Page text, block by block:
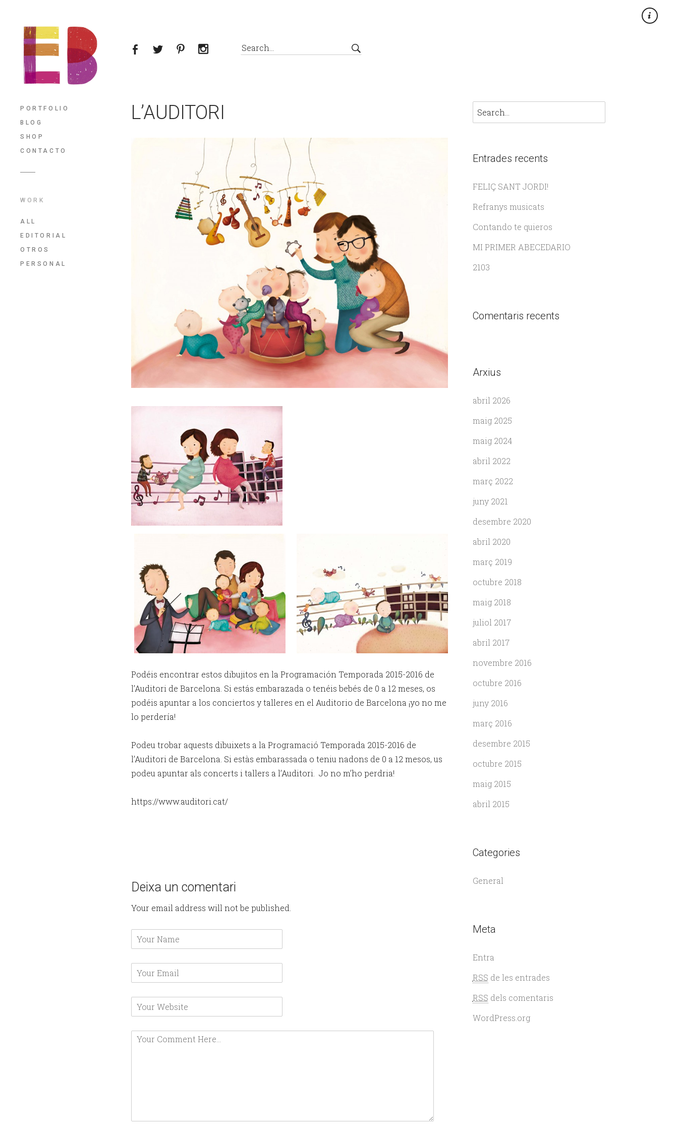
×
PORTFOLIO
BLOG
SHOP
CONTACTO
WORK
ALL
EDITORIAL
OTROS
PERSONAL
L’AUDITORI
Podéis encontrar estos dibujitos en la Programación Temporada 2015-2016 de
l’Auditori de Barcelona. Si estás embarazada o tenéis bebés de 0 a 12 meses, os
podéis apuntar a los conciertos y talleres en el Auditorio de Barcelona ¡yo no me
lo perdería!
Podeu trobar aquests dibuixets a la Programació Temporada 2015-2016 de
l’Auditori de Barcelona. Si estàs embarassada o teniu nadons de 0 a 12 mesos, us
podeu apuntar als concerts i tallers a l’Auditori. Jo no m’ho perdria!
https://www.auditori.cat/
Deixa un comentari
Your email address will not be published.
Entrades recents
FELIÇ SANT JORDI!
Refranys musicats
Contando te quieros
MI PRIMER ABECEDARIO
2103
Comentaris recents
Arxius
abril 2026
maig 2025
maig 2024
abril 2022
març 2022
juny 2021
desembre 2020
abril 2020
març 2019
octubre 2018
maig 2018
juliol 2017
abril 2017
novembre 2016
octubre 2016
juny 2016
març 2016
desembre 2015
octubre 2015
maig 2015
abril 2015
Categories
General
Meta
Entra
RSS de les entrades
RSS dels comentaris
WordPress.org